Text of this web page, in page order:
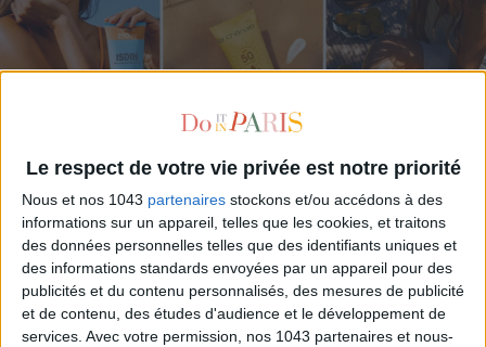
Le respect de votre vie privée est notre priorité
Nous et nos 1043 partenaires stockons et/ou accédons à des
informations sur un appareil, telles que les cookies, et traitons
des données personnelles telles que des identifiants uniques et
des informations standards envoyées par un appareil pour des
publicités et du contenu personnalisés, des mesures de publicité
et de contenu, des études d'audience et le développement de
services. Avec votre permission, nos 1043 partenaires et nous-
LES SPF 50 QUI DONNENT ENVIE DE SE TARTINER